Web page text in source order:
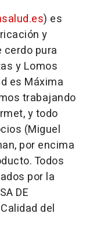
) es
y
pura
y Lomos
es Máxima
trabajando
y todo
(Miguel
por encima
Todos
por la
DE
del